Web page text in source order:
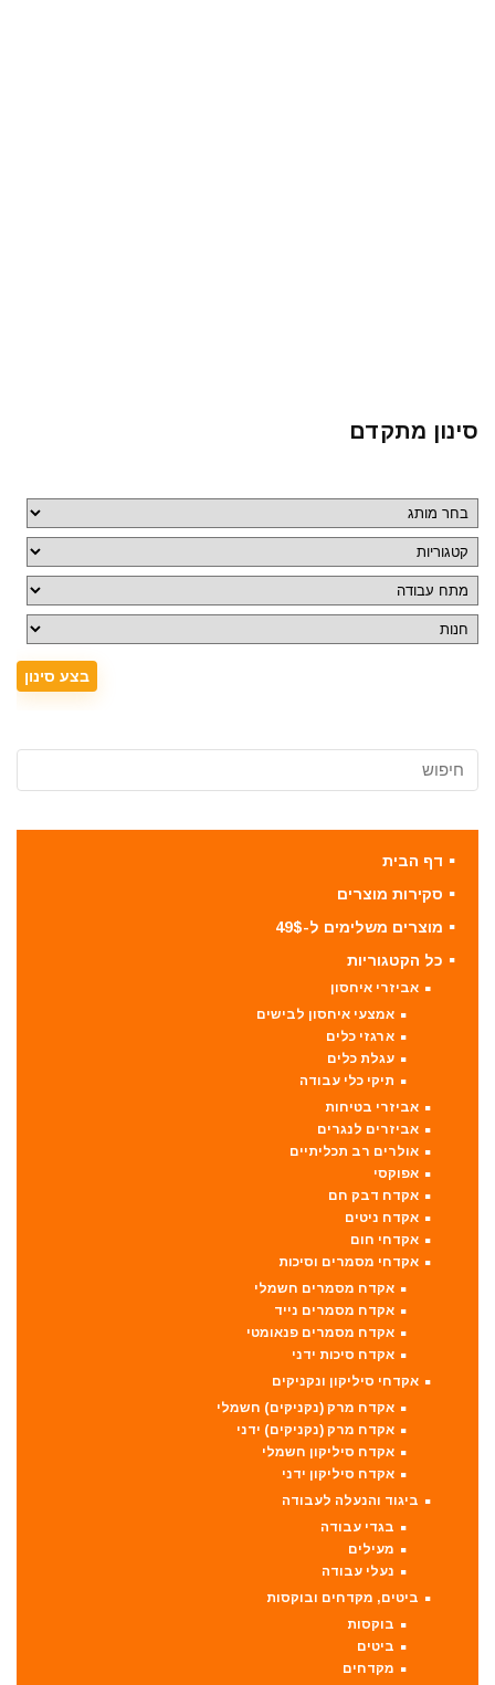
סינון מתקדם
דף הבית
סקירות מוצרים
מוצרים משלימים ל-49$
כל הקטגוריות
אביזרי איחסון
אמצעי איחסון לבישים
ארגזי כלים
עגלת כלים
תיקי כלי עבודה
אביזרי בטיחות
אביזרים לנגרים
אולרים רב תכליתיים
אפוקסי
אקדח דבק חם
אקדח ניטים
אקדחי חום
אקדחי מסמרים וסיכות
אקדח מסמרים חשמלי
אקדח מסמרים נייד
אקדח מסמרים פנאומטי
אקדח סיכות ידני
אקדחי סיליקון ונקניקים
אקדח מרק (נקניקים) חשמלי
אקדח מרק (נקניקים) ידני
אקדח סיליקון חשמלי
אקדח סיליקון ידני
ביגוד והנעלה לעבודה
בגדי עבודה
מעילים
נעלי עבודה
ביטים, מקדחים ובוקסות
בוקסות
ביטים
מקדחים